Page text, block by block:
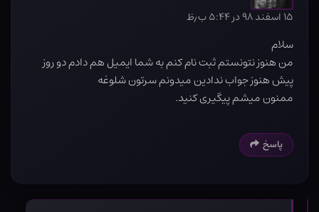
۱۵ اسفند ۹۸ در ۵:۴۴ ب٫ظ
سلام
من هنوز نتونستم ثبت نام کنم به شما ایمیل هم دادم دو روز
پیش هنوز جواب ندادین میدونم سرتون شلوغه
ممنون میشم پیگیری کنید.
پاسخ